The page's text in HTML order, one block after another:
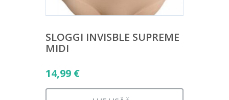
SLOGGI INVISBLE SUPREME
MIDI
14,99 €